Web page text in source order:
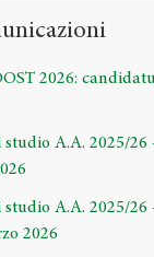
2026:
A.A. 2025/26
A.A. 2025/26
2026